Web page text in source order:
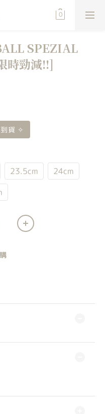
SPEZIAL
時勁減!!]
貨 ✧
23.5cm
24cm